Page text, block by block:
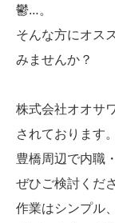
鬱…。
そんな方にオス
みませんか？
株式会社オオサ
されております。
豊橋周辺で内職
ぜひご検討くださ
作業はシンプル